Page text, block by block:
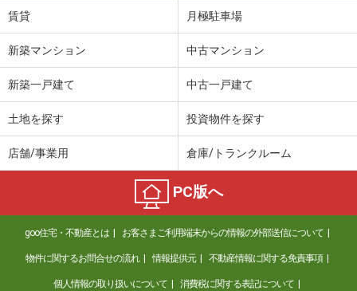
鳥取県西伯郡日吉津村大字富吉
4.80万円
鳥取県米子市新開 ７丁目
3.60万円
住 所
鳥取県米子市新開 ７丁目
専有面積 35.27m²
間取り
ワンルーム
鳥取県米子市両三柳
賃貸 月極駐車場
新築マンション 中古マンション
新築一戸建て 中古一戸建て
土地を探す 投資物件を探す
店舗/事業用 倉庫/トランクルーム
PC版へ
goo住宅・不動産とは お客さまご利用端末からの情報の外部送信について
物件に関するお問合せの流れ 情報提供元 不動産情報に関する免責事項
個人情報の取り扱いについて 消費税に関する表記について